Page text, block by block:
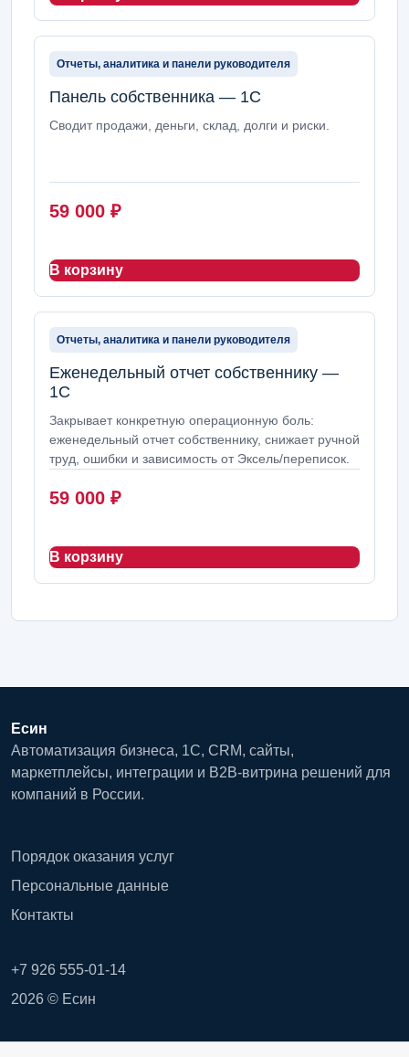
Отчеты, аналитика и панели руководителя
Панель собственника — 1С
Сводит продажи, деньги, склад, долги и риски.
59 000 ₽
В корзину
Отчеты, аналитика и панели руководителя
Еженедельный отчет собственнику —
1С
Закрывает конкретную операционную боль:
еженедельный отчет собственнику, снижает ручной
труд, ошибки и зависимость от Эксель/переписок.
59 000 ₽
В корзину
Есин
Автоматизация бизнеса, 1С, CRM, сайты,
маркетплейсы, интеграции и B2B-витрина решений для
компаний в России.
Порядок оказания услуг
Персональные данные
Контакты
+7 926 555-01-14
2026 © Есин